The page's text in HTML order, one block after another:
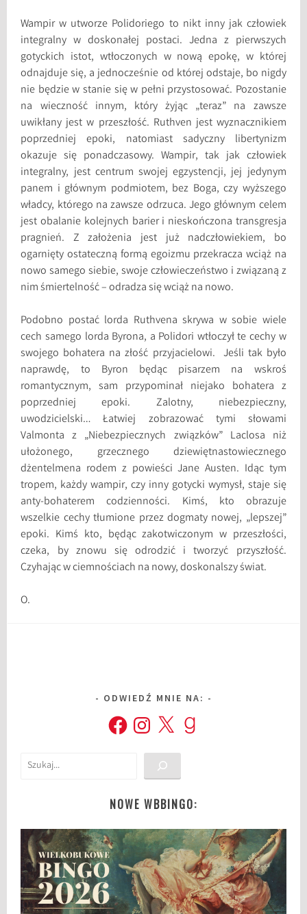
Wampir w utworze Polidoriego to nikt inny jak człowiek
integralny w doskonałej postaci. Jedna z pierwszych
gotyckich istot, wtłoczonych w nową epokę, w której
odnajduje się, a jednocześnie od której odstaje, bo nigdy
nie będzie w stanie się w pełni przystosować. Pozostanie
na wieczność innym, który żyjąc „teraz” na zawsze
uwikłany jest w przeszłość. Ruthven jest wyznacznikiem
poprzedniej epoki, natomiast sadyczny libertynizm
okazuje się ponadczasowy. Wampir, tak jak człowiek
integralny, jest centrum swojej egzystencji, jej jedynym
panem i głównym podmiotem, bez Boga, czy wyższego
władcy, którego na zawsze odrzuca. Jego głównym celem
jest obalanie kolejnych barier i nieskończona transgresja
pragnień. Z założenia jest już nadczłowiekiem, bo
ogarnięty ostateczną formą egoizmu przekracza wciąż na
nowo samego siebie, swoje człowieczeństwo i związaną z
nim śmiertelność – odradza się wciąż na nowo.
Podobno postać lorda Ruthvena skrywa w sobie wiele
cech samego lorda Byrona, a Polidori wtłoczył te cechy w
swojego bohatera na złość przyjacielowi. Jeśli tak było
naprawdę, to Byron będąc pisarzem na wskroś
romantycznym, sam przypominał niejako bohatera z
poprzedniej epoki. Zalotny, niebezpieczny,
uwodzicielski… Łatwiej zobrazować tymi słowami
Valmonta z „Niebezpiecznych związków” Laclosa niż
ułożonego, grzecznego dziewiętnastowiecznego
dżentelmena rodem z powieści Jane Austen. Idąc tym
tropem, każdy wampir, czy inny gotycki wymysł, staje się
anty-bohaterem codzienności. Kimś, kto obrazuje
wszelkie cechy tłumione przez dogmaty nowej, „lepszej”
epoki. Kimś kto, będąc zakotwiczonym w przeszłości,
czeka, by znowu się odrodzić i tworzyć przyszłość.
Czyhając w ciemnościach na nowy, doskonalszy świat.
O.
ODWIEDŹ MNIE NA:
FacebookInstagram
X Goodreads
Szukaj
NOWE WBBINGO: